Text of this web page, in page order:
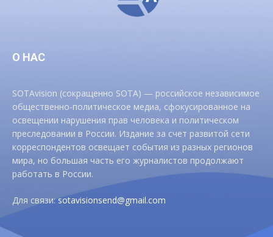
О НАС
SOTAvision (сокращенно SOTA) — российское независимое
общественно-политическое медиа, сфокусированное на
освещении нарушения прав человека и политическом
преследовании в России. Издание за счет развитой сети
корреспондентов освещает события из разных регионов
мира, но большая часть его журналистов продолжают
работать в России.
Для связи:sotavisionsend@gmail.com